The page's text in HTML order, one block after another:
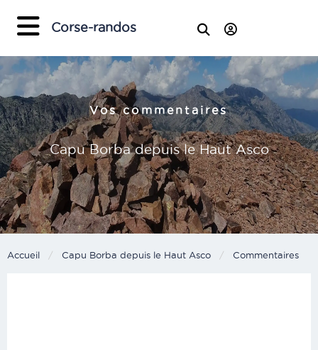
Corse-randos
Vos commentaires
Capu Borba depuis le Haut Asco
Accueil Capu Borba depuis le Haut Asco Current:
Commentaires